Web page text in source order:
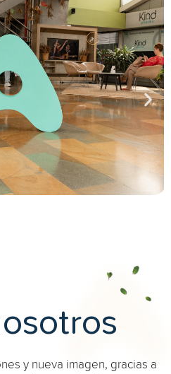
y nueva imagen, gracias a